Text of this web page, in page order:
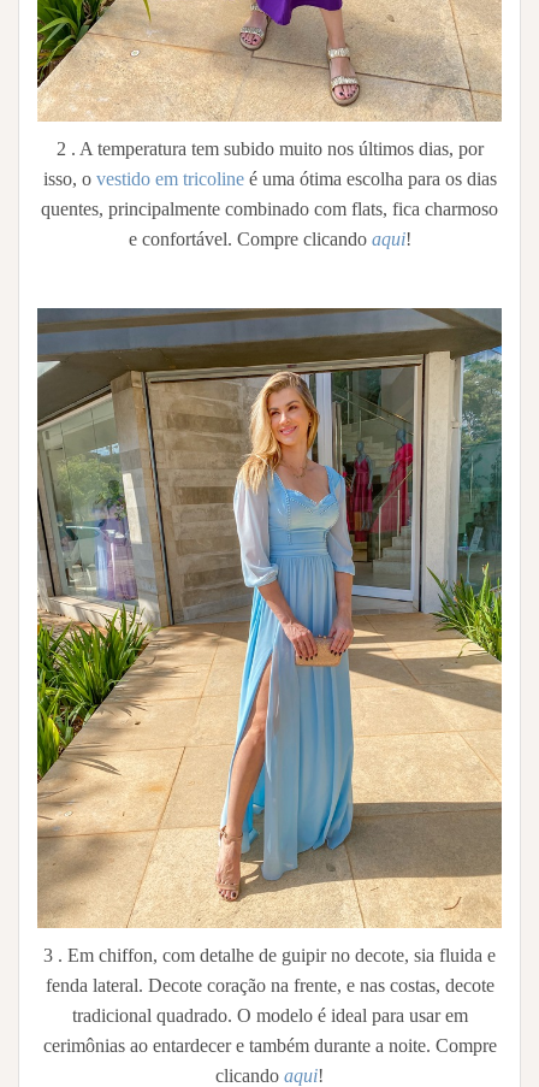
2 . A temperatura tem subido muito nos últimos dias, por
isso, o vestido em tricolineé uma ótima escolha para os dias
quentes, principalmente combinado com flats, fica charmoso
e confortável. Compre clicando aqui!
3 . Em chiffon, com detalhe de guipir no decote, sia fluida e
fenda lateral. Decote coração na frente, e nas costas, decote
tradicional quadrado. O modelo é ideal para usar em
cerimônias ao entardecer e também durante a noite. Compre
clicando aqui!